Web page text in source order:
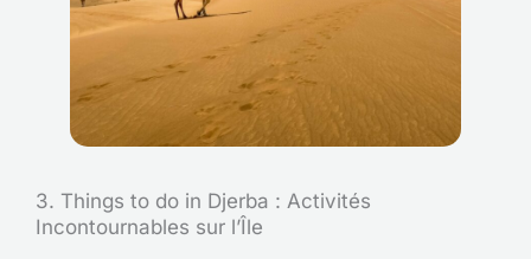
3. Things to do in Djerba : Activités
Incontournables sur l’Île